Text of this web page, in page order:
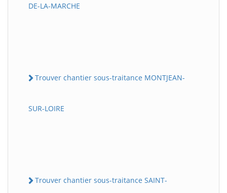
DE-LA-MARCHE
Trouver chantier sous-traitance MONTJEAN-
SUR-LOIRE
Trouver chantier sous-traitance SAINT-